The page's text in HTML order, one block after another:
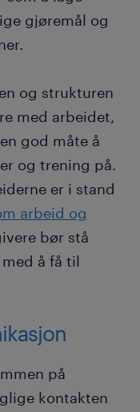
gjøremål og
og strukturen
med arbeidet,
god måte å
og trening på.
er i stand
arbeid og
bør stå
å få til
på
kontakten